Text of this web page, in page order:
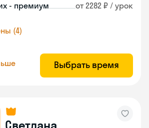
- премиум от 2282 ₽ / урок
(4)
Выбрать время
Светлана